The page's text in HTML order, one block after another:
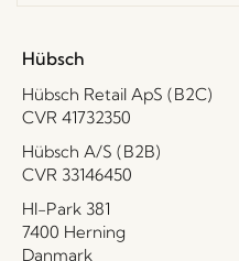
Hübsch
Hübsch Retail ApS (B2C)
CVR 41732350
Hübsch A/S (B2B)
CVR 33146450
HI-Park 381
7400 Herning
Danmark